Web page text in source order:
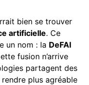
bien se trouver
artificielle. Ce
un nom : la DeFAI
fusion n’arrive
partagent des
plus agréable